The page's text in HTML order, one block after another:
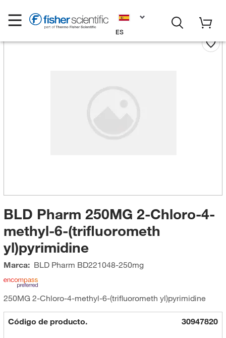
ES
BLD Pharm 250MG 2-Chloro-4-
methyl-6-(trifluorometh
yl)pyrimidine
Marca: BLD Pharm BD221048-250mg
250MG 2-Chloro-4-methyl-6-(trifluorometh yl)pyrimidine
Código de producto. 30947820